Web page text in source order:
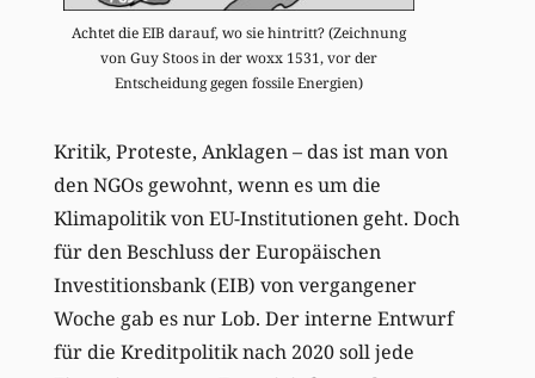
Achtet die EIB darauf, wo sie hintritt? (Zeichnung
von Guy Stoos in der woxx 1531, vor der
Entscheidung gegen fossile Energien)
Kritik, Proteste, Anklagen – das ist man von
den NGOs gewohnt, wenn es um die
Klimapolitik von EU-Institutionen geht. Doch
für den Beschluss der Europäischen
Investitionsbank (EIB) von vergangener
Woche gab es nur Lob. Der interne Entwurf
für die Kreditpolitik nach 2020 soll jede